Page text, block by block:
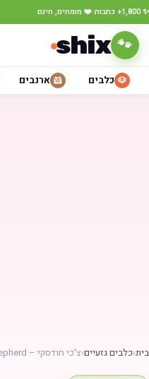
✨ 1,800+ כתבות ·❤️ מומחים, חינם
🐾
shix
🐶 כלבים 🐹 ארנבים
בית›כלבים גזעיים›צ'כי חודסקי – Bohemian Shepherd…